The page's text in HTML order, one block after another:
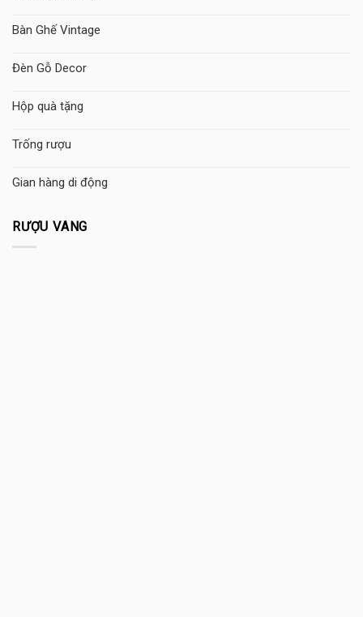
Bàn Ghế Vintage
Đèn Gỗ Decor
Hộp quà tặng
Trống rượu
Gian hàng di động
RƯỢU VANG